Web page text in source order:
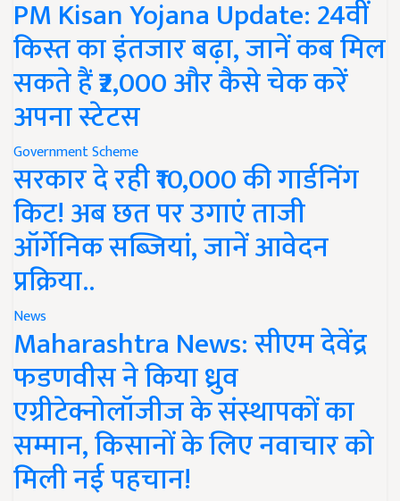
PM Kisan Yojana Update: 24वीं
किस्त का इंतजार बढ़ा, जानें कब मिल
सकते हैं ₹2,000 और कैसे चेक करें
अपना स्टेटस
Government Scheme
सरकार दे रही ₹10,000 की गार्डनिंग
किट! अब छत पर उगाएं ताजी
ऑर्गेनिक सब्जियां, जानें आवेदन
प्रक्रिया..
News
Maharashtra News: सीएम देवेंद्र
फडणवीस ने किया ध्रुव
एग्रीटेक्नोलॉजीज के संस्थापकों का
सम्मान, किसानों के लिए नवाचार को
मिली नई पहचान!